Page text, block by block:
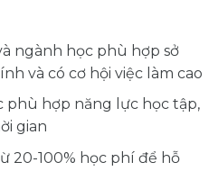
ngành học phù hợp sở
và có cơ hội việc làm cao
phù hợp năng lực học tập,
gian
20-100% học phí để hỗ